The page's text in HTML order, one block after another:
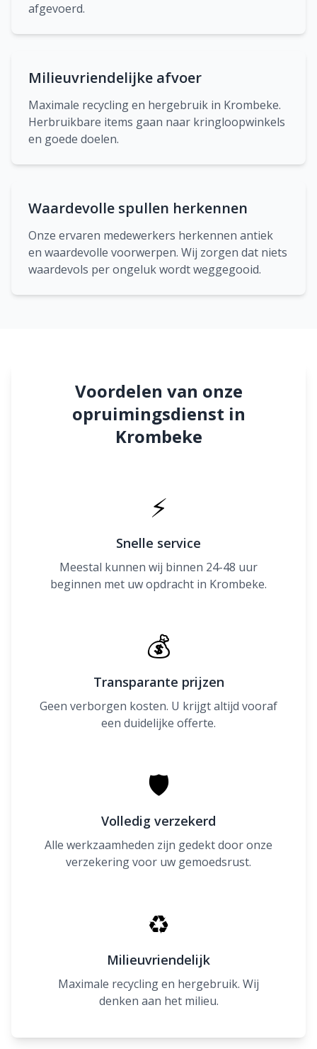
afgevoerd.
Milieuvriendelijke afvoer
Maximale recycling en hergebruik in Krombeke.
Herbruikbare items gaan naar kringloopwinkels
en goede doelen.
Waardevolle spullen herkennen
Onze ervaren medewerkers herkennen antiek
en waardevolle voorwerpen. Wij zorgen dat niets
waardevols per ongeluk wordt weggegooid.
Voordelen van onze
opruimingsdienst in
Krombeke
⚡
Snelle service
Meestal kunnen wij binnen 24-48 uur
beginnen met uw opdracht in Krombeke.
💰
Transparante prijzen
Geen verborgen kosten. U krijgt altijd vooraf
een duidelijke offerte.
🛡
Volledig verzekerd
Alle werkzaamheden zijn gedekt door onze
verzekering voor uw gemoedsrust.
♻
Milieuvriendelijk
Maximale recycling en hergebruik. Wij
denken aan het milieu.